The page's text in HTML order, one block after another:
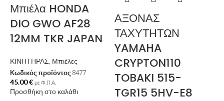
Μπιέλα HONDA
DIO GWO AF28
12MM TKR JAPAN
ΚΙΝΗΤΗΡΑΣ, Μπιέλες
Κωδικός προϊόντος 8477
45.00€ με Φ.Π.Α.
Προσθήκη στο καλάθι
ΑΞΟΝΑΣ
ΤΑΧΥΤΗΤΩΝ
YAMAHA
CRYPTON110
TOBAKI 515-
TGR15 5HV-E8